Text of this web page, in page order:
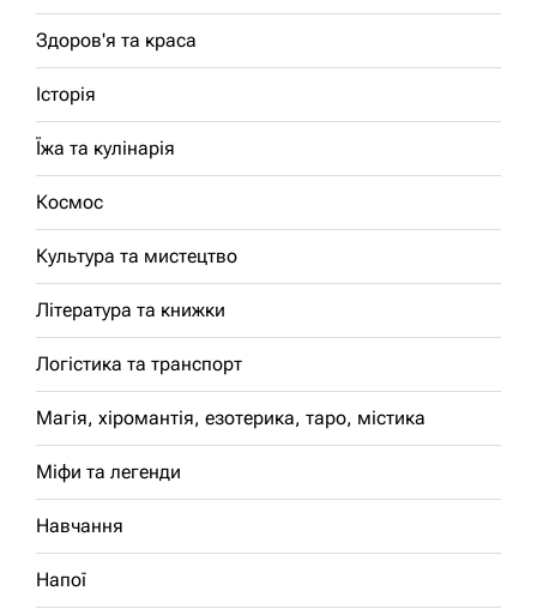
Здоров'я та краса
Історія
Їжа та кулінарія
Космос
Культура та мистецтво
Література та книжки
Логістика та транспорт
Магія, хіромантія, езотерика, таро, містика
Міфи та легенди
Навчання
Напої